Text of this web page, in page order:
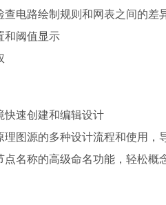
电路绘制规则和网表之间的差
和阈值显示
速创建和编辑设计
理图源的多种设计流程和使用，
名称的高级命名功能，轻松概